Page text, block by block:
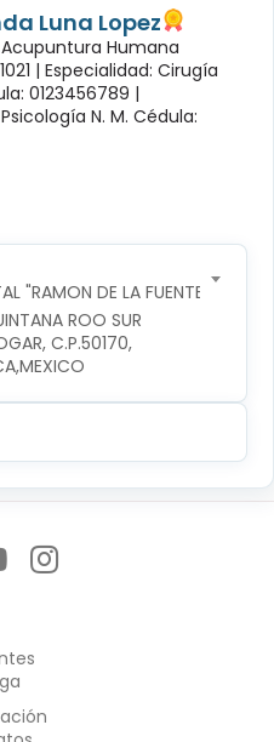
Luna Lopez
Humana
| Especialidad: Cirugía
0123456789 |
N. M. Cédula:
"RAMON DE LA FUENTE"
ROO SUR
C.P.50170,